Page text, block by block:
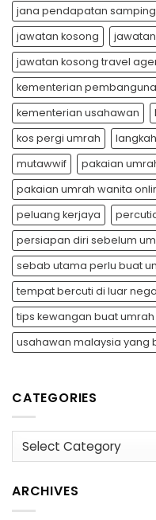
jana pendapatan
jawatan kosong
jawatan kosong travel
kementerian
kementerian usahawan
kos pergi umrah
mutawwif
pakaian
pakaian umrah wanita
peluang kerjaya
persiapan diri sebelum
sebab utama perlu buat
tempat bercuti di luar
tips kewangan buat umrah
usahawan malaysia yang
CATEGORIES
Categories
ARCHIVES